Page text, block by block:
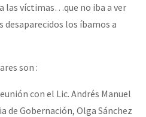
(Las poblaciones y
las víctimas…que no iba a ver
desaparecidos los íbamos a
son :
con el Lic. Andrés Manuel
de Gobernación, Olga Sánchez